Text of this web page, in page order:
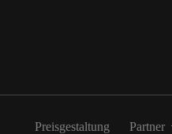
Preisgestaltung Partner